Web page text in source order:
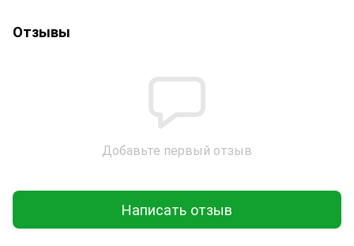
Отзывы
Добавьте первый отзыв
Написать отзыв